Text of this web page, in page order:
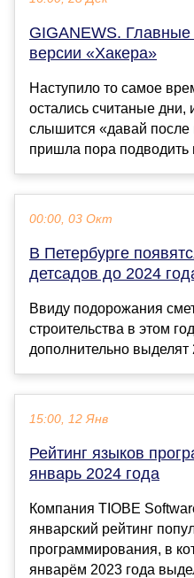
GIGANEWS.
версии «Хакера»
Наступило то самое
остались считаные дни,
слышится «давай после
пришла пора подводить
00:00, 03 Окт
В Петербурге
детсадов до 2024
Ввиду подорожания
строительства в этом
дополнительно выделят
15:00, 12 Янв
Рейтинг языков
январь 2024 года
Компания TIOBE
январский рейтинг
программирования, в
январём 2023 года